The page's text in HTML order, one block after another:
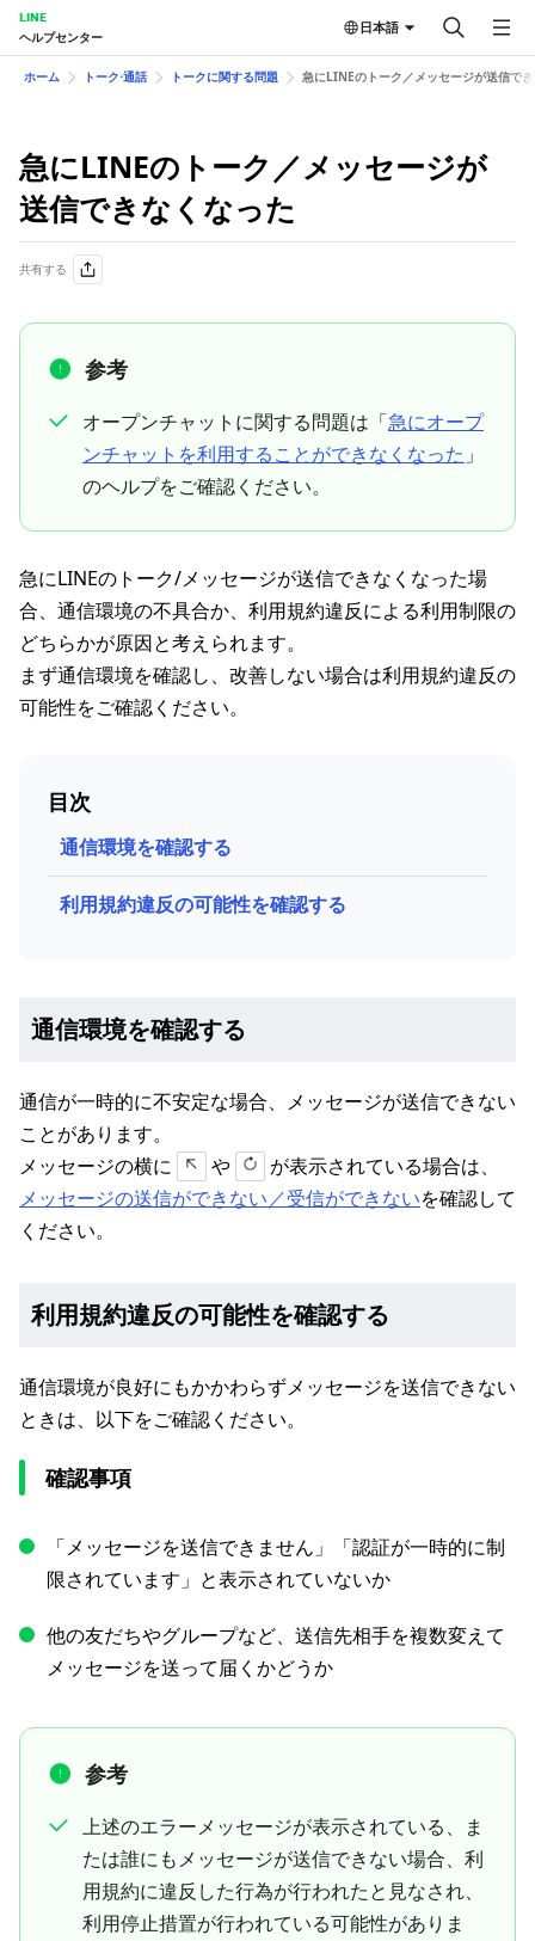
LINE
ヘルプセンター
日本語
ホーム トーク⋅通話 トークに関する問題 急にLINEのトーク／メッセージが送信で
急にLINEのトーク／メッセージが
送信できなくなった
共有する
参考
オープンチャットに関する問題は「急にオープ
ンチャットを利用することができなくなった 」
のヘルプをご確認ください。
急にLINEのトーク/メッセージが送信できなくなった場
合、通信環境の不具合か、利用規約違反による利用制限の
どちらかが原因と考えられます。
まず通信環境を確認し、改善しない場合は利用規約違反の
可能性をご確認ください。
目次
通信環境を確認する
利用規約違反の可能性を確認する
通信環境を確認する
通信が一時的に不安定な場合、メッセージが送信できない
ことがあります。
メッセージの横に
や
が表示されている場合は、
メッセージの送信ができない／受信ができないを確認して
ください。
利用規約違反の可能性を確認する
通信環境が良好にもかかわらずメッセージを送信できない
ときは、以下をご確認ください。
確認事項
「メッセージを送信できません」「認証が一時的に制
限されています」と表示されていないか
他の友だちやグループなど、送信先相手を複数変えて
メッセージを送って届くかどうか
参考
上述のエラーメッセージが表示されている、ま
たは誰にもメッセージが送信できない場合、利
用規約に違反した行為が行われたと見なされ、
利用停止措置が行われている可能性がありま